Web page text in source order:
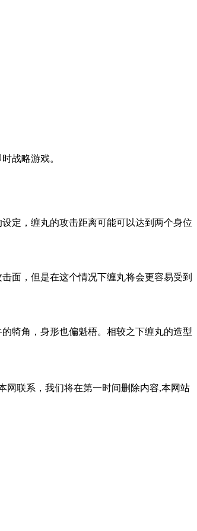
战略游戏。
定，缠丸的攻击距离可能可以达到两个身位
面，但是在这个情况下缠丸将会更容易受到
犄角，身形也偏魁梧。相较之下缠丸的造型
网联系，我们将在第一时间删除内容,本网站